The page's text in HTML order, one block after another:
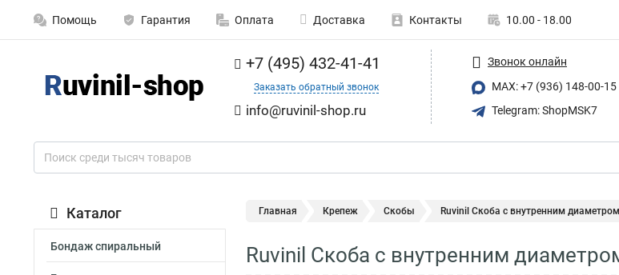
Помощь Гарантия Оплата Доставка Контакты 10.00 - 18.00
+7 (495) 432-41-41
Заказать обратный звонок
info@ruvinil-shop.ru
Звонок онлайн
MAX: +7 (936) 148-00-15
Telegram: ShopMSK7
Каталог
Бондаж спиральный
Главная Крепеж Скобы Ruvinil Скоба с внутренним
Ruvinil Скоба с внутренним